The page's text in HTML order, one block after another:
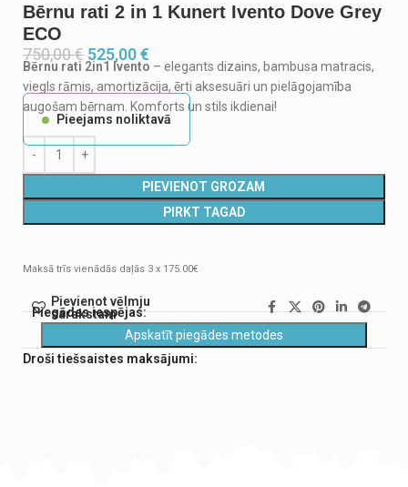
Bērnu rati 2 in 1 Kunert Ivento Dove Grey
ECO
750,00€ 525,00€
Bērnu rati 2in1 Ivento – elegants dizains, bambusa matracis,
viegls rāmis, amortizācija, ērti aksesuāri un pielāgojamība
augošam bērnam. Komforts un stils ikdienai!
Pieejams noliktavā
PIEVIENOT GROZAM
PIRKT TAGAD
Maksā trīs vienādās daļās 3 x 175.00€
Pievienot vēlmju
sarakstam
Piegādes iespējas:
Apskatīt piegādes metodes
Droši tiešsaistes maksājumi: